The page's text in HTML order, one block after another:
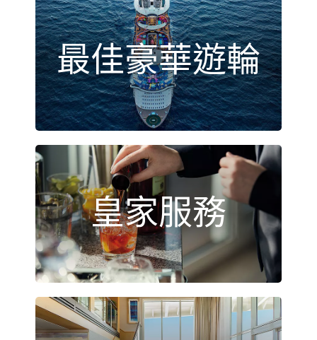
最佳豪華遊輪
皇家服務